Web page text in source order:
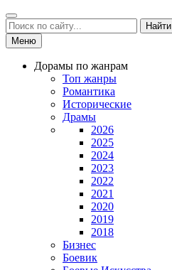
Найти
Меню
Дорамы по жанрам
Топ жанры
Романтика
Исторические
Драмы
2026
2025
2024
2023
2022
2021
2020
2019
2018
Бизнес
Боевик